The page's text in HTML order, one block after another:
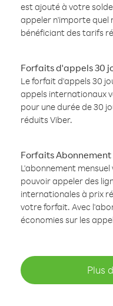
est ajouté à votre
appeler n'importe quel
bénéficiant des tarifs
Forfaits d'appels 30
Le forfait d'appels 30
appels internationaux
pour une durée de 30
réduits Viber.
Forfaits Abonnement
L'abonnement
pouvoir appeler des
internationales à prix
votre forfait. Avec
économies sur les
Plus